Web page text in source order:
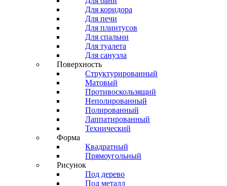
Для коридора
Для печи
Для плинтусов
Для спальни
Для туалета
Для санузла
Поверхность
Структурированный
Матовый
Противоскользящий
Неполированный
Полированный
Лаппатированный
Технический
Форма
Квадратный
Прямоугольный
Рисунок
Под дерево
Под металл